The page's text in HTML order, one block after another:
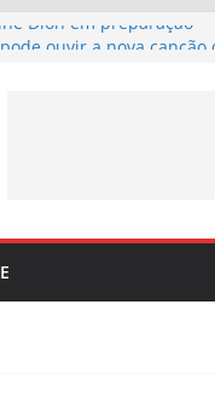
Dion em preparação
de julho
recorda os momentos